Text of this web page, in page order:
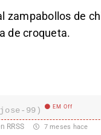
zampabollos de
de croqueta.
99) EM Off
RRSS 7 meses hace